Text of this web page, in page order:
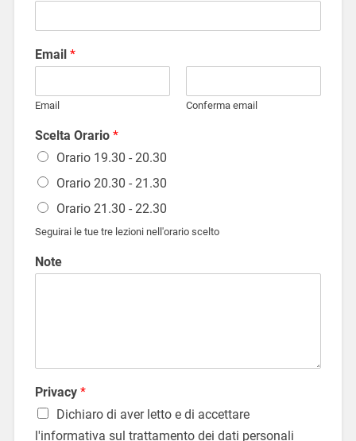
Email *
Email Conferma email
Scelta Orario *
Orario 19.30 - 20.30
Orario 20.30 - 21.30
Orario 21.30 - 22.30
Seguirai le tue tre lezioni nell'orario scelto
Note
Privacy *
Dichiaro di aver letto e di accettare
l'informativa sul trattamento dei dati personali